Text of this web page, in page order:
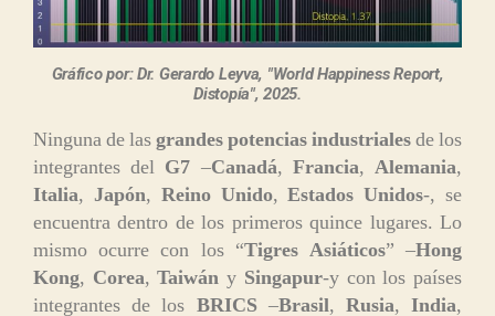
Gráfico por: Dr. Gerardo Leyva, "World Happiness Report,
Distopía", 2025.
Ninguna de lasgrandes potencias industrialesde los
integrantes del G7 –Canadá, Francia,Alemania,
Italia, Japón, Reino Unido,Estados Unidos-, se
encuentra dentro de los primeros quince lugares. Lo
mismo ocurre con los “Tigres Asiáticos” –Hong
Kong, Corea,Taiwán y Singapur-y con los países
integrantes de los BRICS–Brasil, Rusia,India,